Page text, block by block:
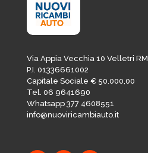
Via Appia Vecchia 10 Velletri RM
P.I. 01336661002
Capitale Sociale € 50.000,00
Tel. 06 9641690
Whatsapp 377 4608551
info@nuoviricambiauto.it